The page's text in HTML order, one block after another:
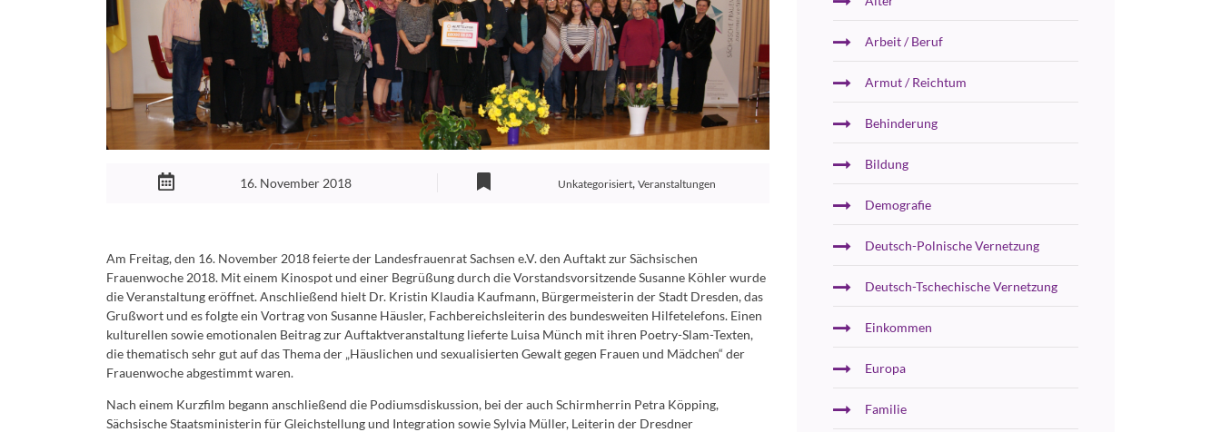
16. November 2018 Unkategorisiert, Veranstaltungen
Am Freitag, den 16. November 2018 feierte der Landesfrauenrat Sachsen e.V. den Auftakt zur Sächsischen
Frauenwoche 2018. Mit einem Kinospot und einer Begrüßung durch die Vorstandsvorsitzende Susanne Köhler wurde
die Veranstaltung eröffnet. Anschließend hielt Dr. Kristin Klaudia Kaufmann, Bürgermeisterin der Stadt Dresden, das
Grußwort und es folgte ein Vortrag von Susanne Häusler, Fachbereichsleiterin des bundesweiten Hilfetelefons. Einen
kulturellen sowie emotionalen Beitrag zur Auftaktveranstaltung lieferte Luisa Münch mit ihren Poetry-Slam-Texten,
die thematisch sehr gut auf das Thema der „Häuslichen und sexualisierten Gewalt gegen Frauen und Mädchen“ der
Frauenwoche abgestimmt waren.
Nach einem Kurzfilm begann anschließend die Podiumsdiskussion, bei der auch Schirmherrin Petra Köpping,
Sächsische Staatsministerin für Gleichstellung und Integration sowie Sylvia Müller, Leiterin der Dresdner
Arbeit / Beruf
Armut / Reichtum
Behinderung
Bildung
Demografie
Deutsch-Polnische Vernetzung
Deutsch-Tschechische Vernetzung
Einkommen
Europa
Familie